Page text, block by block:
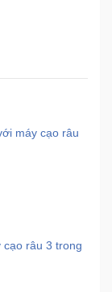
máy cạo râu
cạo râu 3 trong